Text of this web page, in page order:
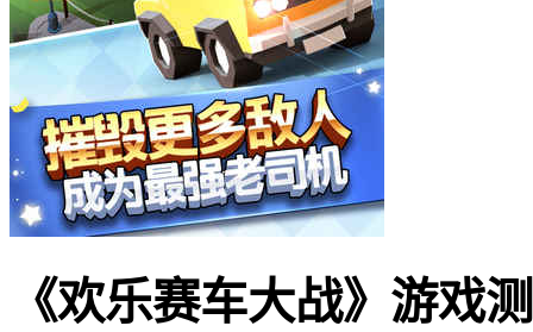
《欢乐赛车大战》游戏